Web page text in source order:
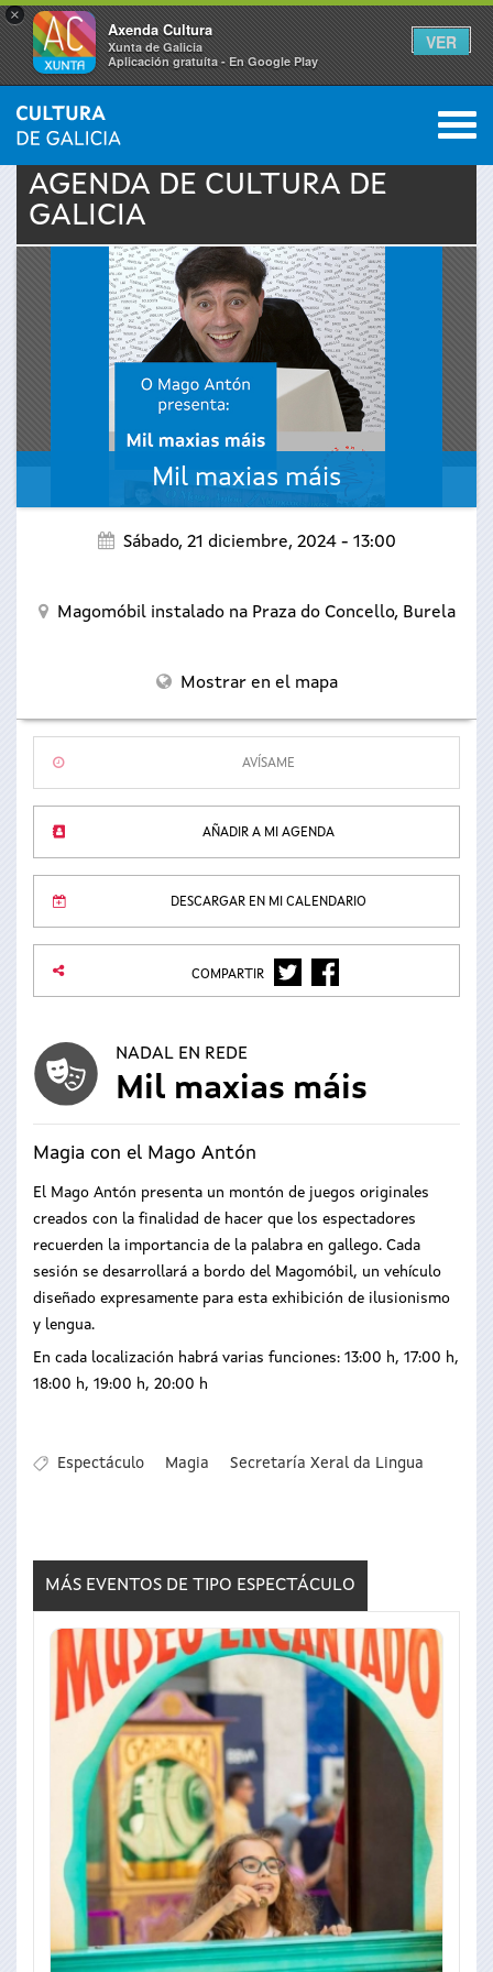
×
Axenda Cultura
Xunta de Galicia
Aplicación gratuíta - En Google Play
VER
Se
encuentra
INICIO › ACTUALIDAD 0
AGENDA DE CULTURA DE
GALICIA
Mil maxias máis
Sábado, 21 diciembre, 2024 - 13:00
Magomóbil instalado na Praza do Concello, Burela
Mostrar en el mapa
AVÍSAME
AÑADIR A MI AGENDA
DESCARGAR EN MI CALENDARIO
COMPARTIR TWITTERFACEBOOK
NADAL EN REDE
Mil maxias máis
Magia con el Mago Antón
El Mago Antón presenta un montón de juegos originales
creados con la finalidad de hacer que los espectadores
recuerden la importancia de la palabra en gallego. Cada
sesión se desarrollará a bordo del Magomóbil, un vehículo
diseñado expresamente para esta exhibición de ilusionismo
y lengua.
En cada localización habrá varias funciones: 13:00 h, 17:00 h,
18:00 h, 19:00 h, 20:00 h
Espectáculo Magia Secretaría Xeral da Lingua
MÁS EVENTOS DE TIPO ESPECTÁCULO